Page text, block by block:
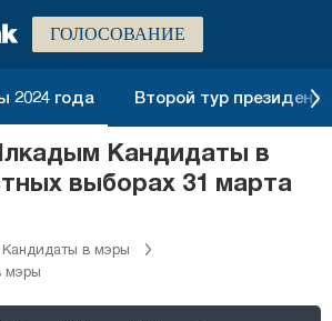
ГОЛОСОВАНИЕ
2024 года Второй тур
Кандидаты в
выборах 31 марта
в мэры
мэры